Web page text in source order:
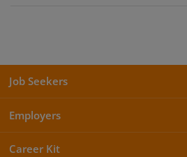
Job Seekers
Employers
Career Kit